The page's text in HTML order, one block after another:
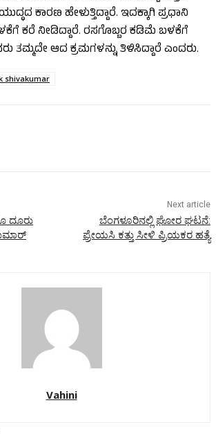
ಕಾರಣ ಹೇಳುತ್ತಿದ್ದಾರೆ. ಇದಕ್ಕಾಗಿ ಪ್ರಧಾನಿ
ಕರೆ ನೀಡಿದ್ದಾರೆ. ರಸಗೊಬ್ಬರ ಕಡಿಮೆ ಬಳಕೆಗೆ
ತಮ್ಮದೇ ಆದ ಕ್ರಮಗಳನ್ನು ತಿಳಿಸಿದ್ದಾರೆ ಎಂದರು.
shivakumar
ದೂರು
Next article
ಬೆಂಗಳೂರಿನಲ್ಲಿ ಘೋರ ಘಟನೆ:
ಪ್ರೇಯಸಿ ಕತ್ತು ಸೀಳಿ ಪ್ರಿಯಕರ ಹತ್ಯೆ
Vahini